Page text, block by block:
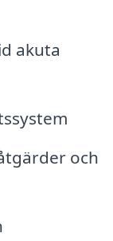
akuta
och